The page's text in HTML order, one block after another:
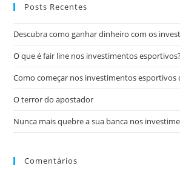
Posts Recentes
Descubra como ganhar dinheiro com os
O que é fair line nos investimentos
Como começar nos investimentos esportivos
O terror do apostador
Nunca mais quebre a sua banca nos
Comentários